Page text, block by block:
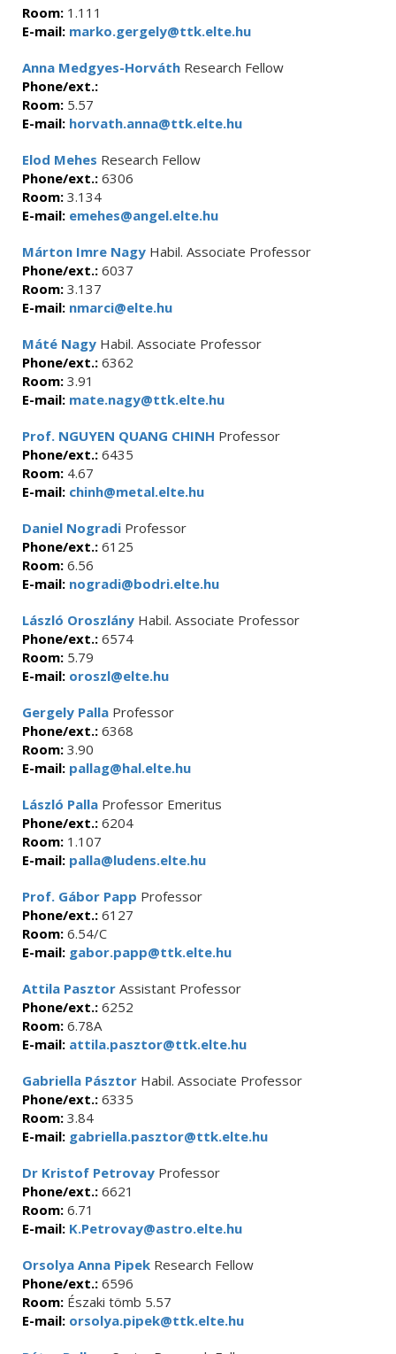
Room: 1.111
E-mail: marko.gergely@ttk.elte.hu
Anna Medgyes-Horváth Research Fellow
Phone/ext.:
Room: 5.57
E-mail: horvath.anna@ttk.elte.hu
Elod Mehes Research Fellow
Phone/ext.: 6306
Room: 3.134
E-mail: emehes@angel.elte.hu
Márton Imre Nagy Habil. Associate Professor
Phone/ext.: 6037
Room: 3.137
E-mail: nmarci@elte.hu
Máté Nagy Habil. Associate Professor
Phone/ext.: 6362
Room: 3.91
E-mail: mate.nagy@ttk.elte.hu
Prof. NGUYEN QUANG CHINH Professor
Phone/ext.: 6435
Room: 4.67
E-mail: chinh@metal.elte.hu
Daniel Nogradi Professor
Phone/ext.: 6125
Room: 6.56
E-mail: nogradi@bodri.elte.hu
László Oroszlány Habil. Associate Professor
Phone/ext.: 6574
Room: 5.79
E-mail: oroszl@elte.hu
Gergely Palla Professor
Phone/ext.: 6368
Room: 3.90
E-mail: pallag@hal.elte.hu
László Palla Professor Emeritus
Phone/ext.: 6204
Room: 1.107
E-mail: palla@ludens.elte.hu
Prof. Gábor Papp Professor
Phone/ext.: 6127
Room: 6.54/C
E-mail: gabor.papp@ttk.elte.hu
Attila Pasztor Assistant Professor
Phone/ext.: 6252
Room: 6.78A
E-mail: attila.pasztor@ttk.elte.hu
Gabriella Pásztor Habil. Associate Professor
Phone/ext.: 6335
Room: 3.84
E-mail: gabriella.pasztor@ttk.elte.hu
Dr Kristof Petrovay Professor
Phone/ext.: 6621
Room: 6.71
E-mail: K.Petrovay@astro.elte.hu
Orsolya Anna Pipek Research Fellow
Phone/ext.: 6596
Room: Északi tömb 5.57
E-mail: orsolya.pipek@ttk.elte.hu